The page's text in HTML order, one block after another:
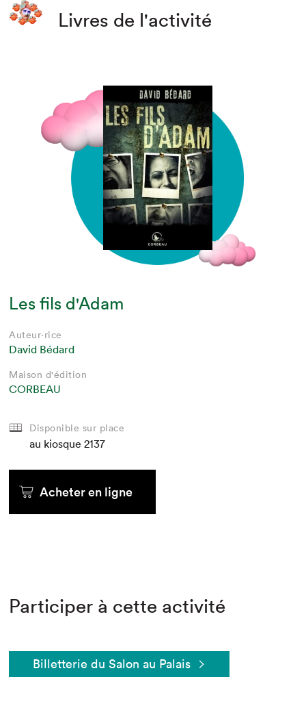
Livres de l'activité
Les fils d'Adam
Auteur·rice
David Bédard
Maison d'édition
CORBEAU
Disponible sur place
au kiosque 2137
Acheter en ligne
Participer à cette activité
Billetterie du Salon au Palais